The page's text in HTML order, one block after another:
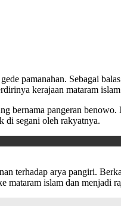
pamanahan. Sebagai
kerajaan mataram
bernama pangeran
di segani oleh rakyatnya.
terhadap arya pangiri.
islam dan menjadi